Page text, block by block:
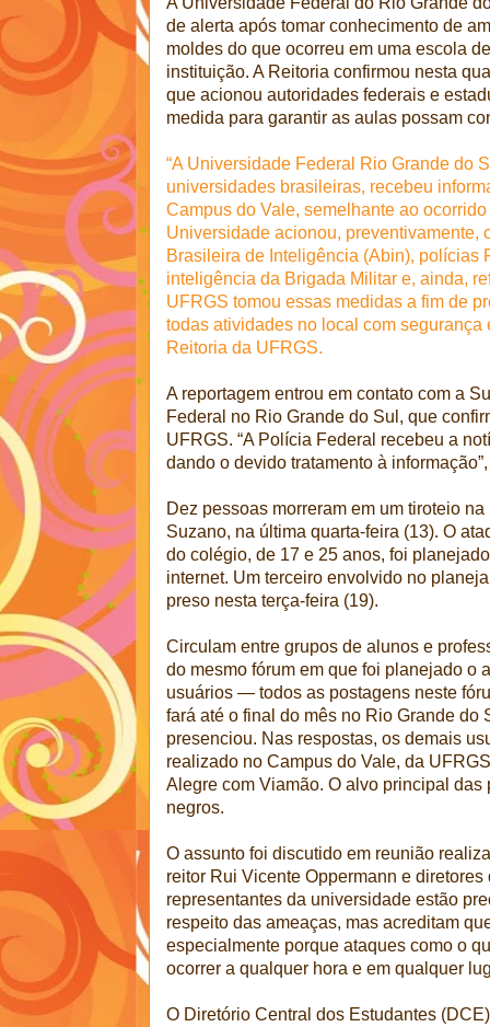
de alerta após tomar conhecimento de
moldes do que ocorreu em uma escola
instituição. A Reitoria confirmou nesta
que acionou autoridades federais e
medida para garantir as aulas possam
“A Universidade Federal Rio Grande do
universidades brasileiras, recebeu
Campus do Vale, semelhante ao
Universidade acionou, preventivamente,
Brasileira de Inteligência (Abin), polícias
inteligência da Brigada Militar e, ainda,
UFRGS tomou essas medidas a fim de
todas atividades no local com segurança
Reitoria da UFRGS.
A reportagem entrou em contato com a
Federal no Rio Grande do Sul, que
UFRGS. “A Polícia Federal recebeu a
dando o devido tratamento à
Dez pessoas morreram em um tiroteio
Suzano, na última quarta-feira (13). O
do colégio, de 17 e 25 anos, foi
internet. Um terceiro envolvido no
preso nesta terça-feira (19).
Circulam entre grupos de alunos e
do mesmo fórum em que foi planejado o
usuários — todos as postagens neste
fará até o final do mês no Rio Grande do
presenciou. Nas respostas, os demais
realizado no Campus do Vale, da
Alegre com Viamão. O alvo principal das
negros.
O assunto foi discutido em reunião
reitor Rui Vicente Oppermann e
representantes da universidade estão
respeito das ameaças, mas acreditam
especialmente porque ataques como o
ocorrer a qualquer hora e em qualquer
O Diretório Central dos Estudantes